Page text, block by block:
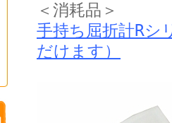
＜消耗品＞
手持ち屈折計Rシ
だけます）